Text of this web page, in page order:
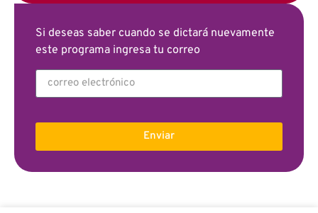
Si deseas saber cuando se dictará nuevamente
este programa ingresa tu correo
Enviar